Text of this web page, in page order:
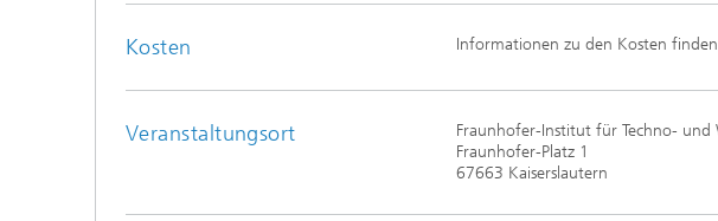
Elektrochemie und Batterien
– Strom-, Gas- und Wärmenetze
simulieren, steuern und regeln
Kosten Informationen zu den Kosten
Veranstaltungsort
Fraunhofer-Institut für Techno-
Fraunhofer-Platz 1
67663 Kaiserslautern